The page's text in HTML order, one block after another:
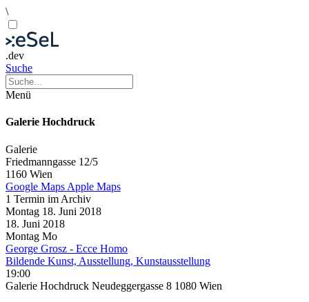
\
.dev
Suche
Menü
Galerie Hochdruck
Galerie
Friedmanngasse 12/5
1160 Wien
Google Maps Apple Maps
1 Termin im Archiv
Montag 18. Juni 2018
18. Juni 2018
Montag Mo
George Grosz - Ecce Homo
Bildende Kunst, Ausstellung, Kunstausstellung
19:00
Galerie Hochdruck Neudeggergasse 8 1080 Wien